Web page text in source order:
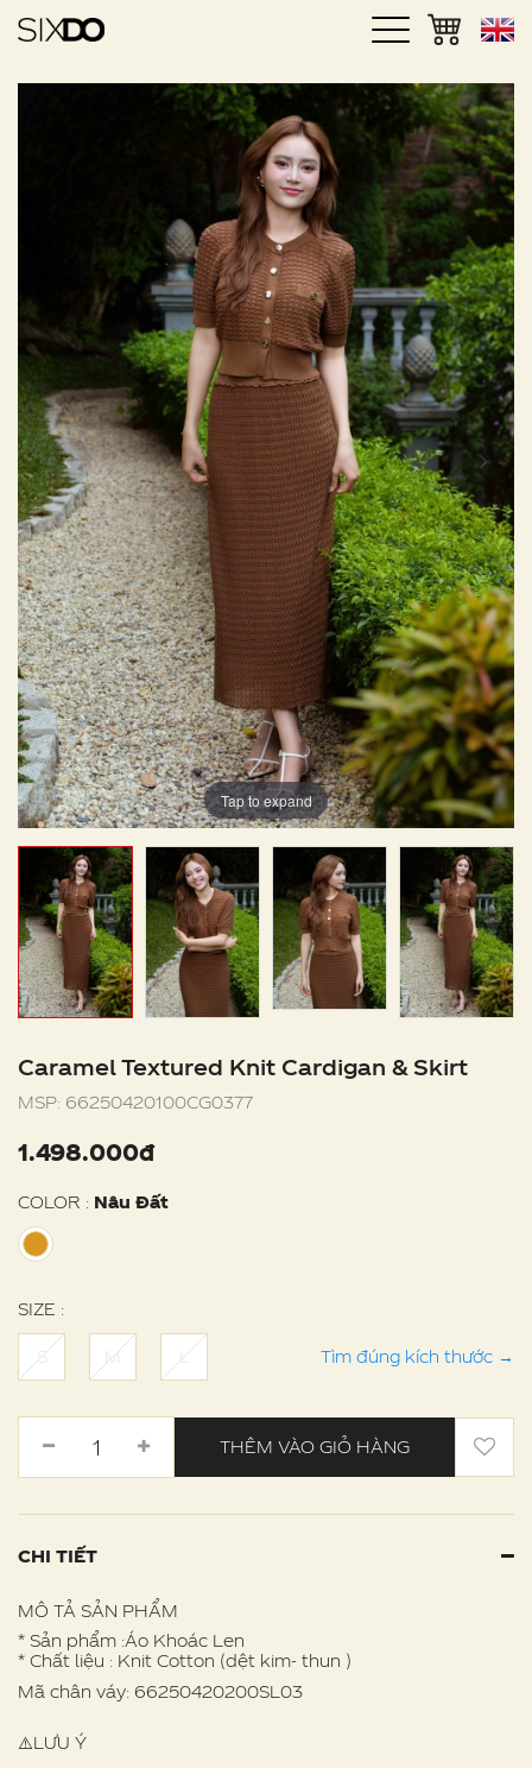
Tap to expand
Caramel Textured Knit Cardigan & Skirt
MSP: 66250420100CG0377
1.498.000đ
COLOR : Nâu Đất
SIZE :
S M L Tìm đúng kích thước →
THÊM VÀO GIỎ HÀNG
CHI TIẾT
MÔ TẢ SẢN PHẨM
* Sản phẩm :Áo Khoác Len
* Chất liệu : Knit Cotton (dệt kim- thun )
Mã chân váy: 66250420200SL03
⚠️LƯU Ý